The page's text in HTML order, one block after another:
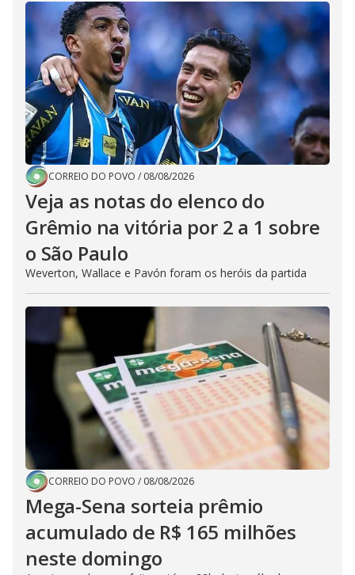
CORREIO DO POVO / 08/08/2026
Veja as notas do elenco do
Grêmio na vitória por 2 a 1 sobre
o São Paulo
Weverton, Wallace e Pavón foram os heróis da partida
CORREIO DO POVO / 08/08/2026
Mega-Sena sorteia prêmio
acumulado de R$ 165 milhões
neste domingo